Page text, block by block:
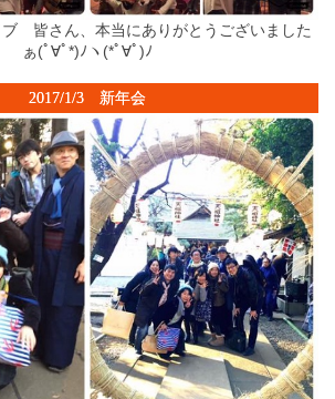
皆さん、本当にありがとうございました
ぁ(ﾟ∀ﾟ*)ﾉヽ(*ﾟ∀ﾟ)ﾉ
2017/1/3 新年会